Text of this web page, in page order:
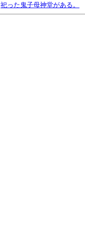
祀った鬼子母神堂がある。